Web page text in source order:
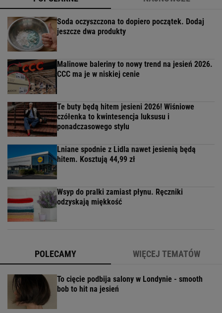
Soda oczyszczona to dopiero początek. Dodaj
jeszcze dwa produkty
Malinowe baleriny to nowy trend na jesień 2026.
CCC ma je w niskiej cenie
Te buty będą hitem jesieni 2026! Wiśniowe
czółenka to kwintesencja luksusu i
ponadczasowego stylu
Lniane spodnie z Lidla nawet jesienią będą
hitem. Kosztują 44,99 zł
Wsyp do pralki zamiast płynu. Ręczniki
odzyskają miękkość
POLECAMY WIĘCEJ TEMATÓW
To cięcie podbija salony w Londynie - smooth
bob to hit na jesień